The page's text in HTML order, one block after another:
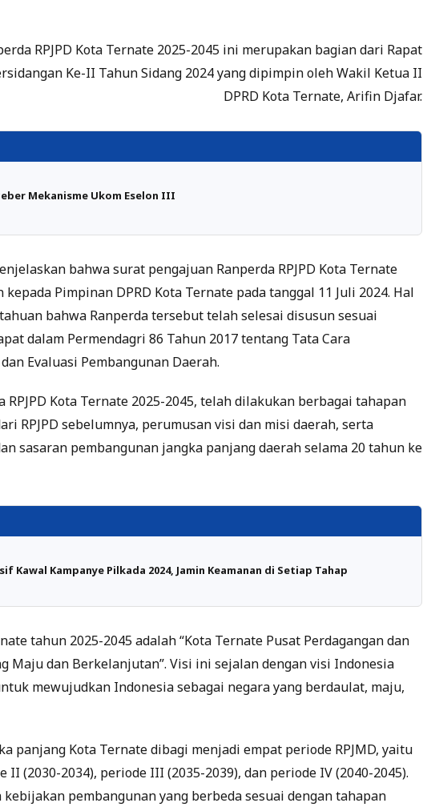
RPJPD Kota Ternate 2025-2045 ini merupakan bagian dari Rapat
Ke-II Tahun Sidang 2024 yang dipimpin oleh Wakil Ketua II
DPRD Kota Ternate, Arifin Djafar.
Mekanisme Ukom Eselon III
bahwa surat pengajuan Ranperda RPJPD Kota Ternate
Pimpinan DPRD Kota Ternate pada tanggal 11 Juli 2024. Hal
bahwa Ranperda tersebut telah selesai disusun sesuai
dalam Permendagri 86 Tahun 2017 tentang Tata Cara
Evaluasi Pembangunan Daerah.
RPJPD Kota Ternate 2025-2045, telah dilakukan berbagai tahapan
RPJPD sebelumnya, perumusan visi dan misi daerah, serta
sasaran pembangunan jangka panjang daerah selama 20 tahun ke
Kawal Kampanye Pilkada 2024, Jamin Keamanan di Setiap Tahap
tahun 2025-2045 adalah “Kota Ternate Pusat Perdagangan dan
Maju dan Berkelanjutan”. Visi ini sejalan dengan visi Indonesia
mewujudkan Indonesia sebagai negara yang berdaulat, maju,
panjang Kota Ternate dibagi menjadi empat periode RPJMD, yaitu
II (2030-2034), periode III (2035-2039), dan periode IV (2040-2045).
pembangunan yang berbeda sesuai dengan tahapan